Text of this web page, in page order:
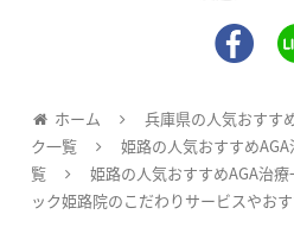
ホーム
兵庫県の人気おすす
ク一覧
姫路の人気おすすめ
覧
姫路の人気おすすめAGA治療
ック姫路院のこだわりサービスやお